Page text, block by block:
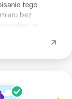
tego
bez
e-